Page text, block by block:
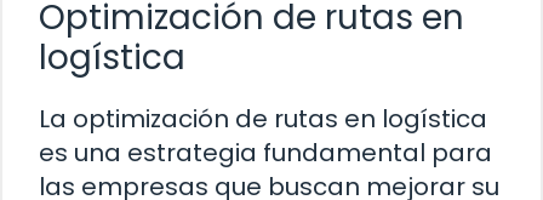
Optimización de rutas en
logística
La optimización de rutas en logística
es una estrategia fundamental para
las empresas que buscan mejorar su